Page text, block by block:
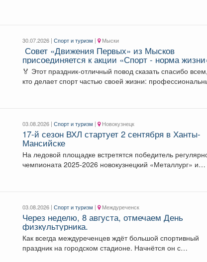
30.07.2026 |Спорт и туризм | Мыски
Совет «Движения Первых» из Мысков
присоединяется к акции «Спорт - норма
которая проходит в честь Дня физкультурника!
🏅 Этот праздник-отличный повод сказать спасибо всем,
кто делает спорт частью своей жизни:
03.08.2026 |Спорт и туризм | Новокузнецк
17-й сезон ВХЛ стартует 2 сентября в Ханты-
Мансийске
На ледовой площадке встретятся победитель
чемпионата 2025-2026 новокузнецкий «Металлург» и
03.08.2026 |Спорт и туризм | Междуреченск
Через неделю, 8 августа, отмечаем День
физкультурника.
Как всегда междуреченцев ждёт большой спортивный
праздник на городском стадионе. Начнётся он с